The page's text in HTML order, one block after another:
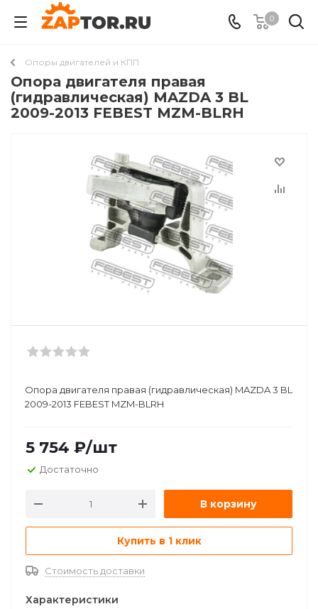
0
Опоры двигателей и КПП
Опора двигателя правая
(гидравлическая) MAZDA 3 BL
2009-2013 FEBEST MZM-BLRH
Опора двигателя правая (гидравлическая) MAZDA 3 BL
2009-2013 FEBEST MZM-BLRH
5 754 ₽/шт
Достаточно
В корзину
Купить в 1 клик
Стоимость доставки
Характеристики